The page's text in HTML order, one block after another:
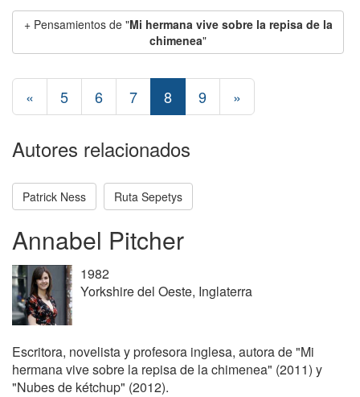
+ Pensamientos de "Mi hermana vive sobre la repisa de la
chimenea"
« 5 6 7 8 9 »
Autores relacionados
Patrick Ness Ruta Sepetys
Annabel Pitcher
1982
Yorkshire del Oeste, Inglaterra
Escritora, novelista y profesora inglesa, autora de "Mi
hermana vive sobre la repisa de la chimenea" (2011) y
"Nubes de kétchup" (2012).